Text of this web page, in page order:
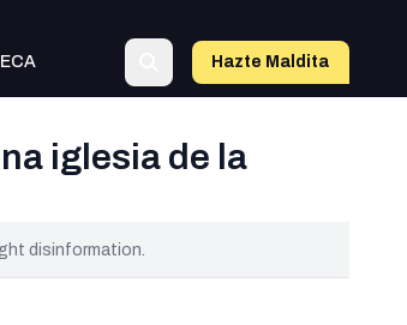
Hazte Maldita
iglesia de la
disinformation.